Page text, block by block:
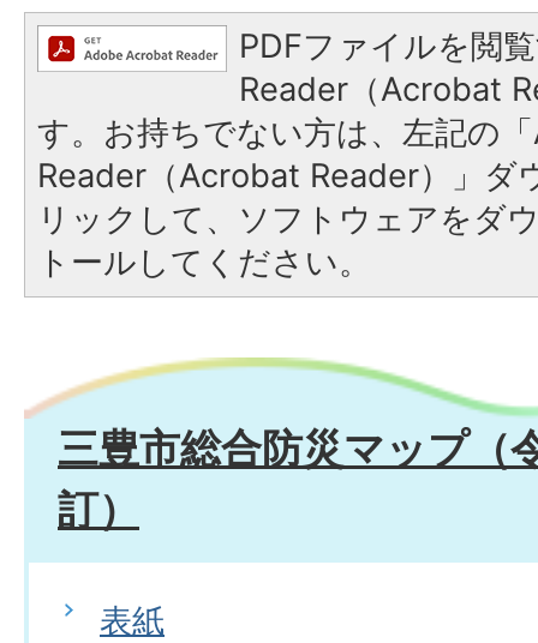
PDFファイルを閲
Reader（Acrobat
す。お持ちでない方は、左記の
Reader（Acrobat Reader）」ダ
リックして、ソフトウェアをダ
トールしてください。
三豊市総合防災マップ（
訂）
表紙